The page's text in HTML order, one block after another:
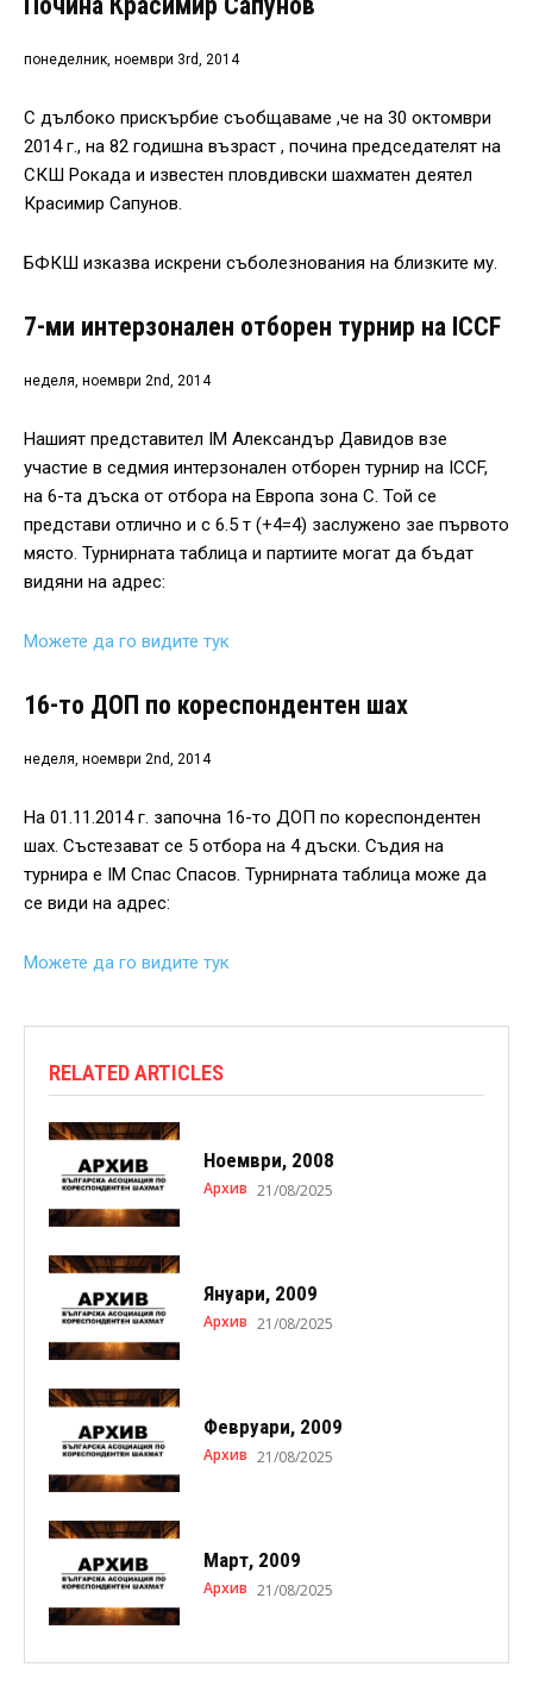
понеделник, ноември 3rd, 2014
С дълбоко прискърбие съобщаваме ,че на 30 октомври
2014 г., на 82 годишна възраст , почина председателят на
СКШ Рокада и известен пловдивски шахматен деятел
Красимир Сапунов.
БФКШ изказва искрени съболезнования на близките му.
7-ми интерзонален отборен турнир на ICCF
неделя, ноември 2nd, 2014
Нашият представител IM Александър Давидов взе
участие в седмия интерзонален отборен турнир на ICCF,
на 6-та дъска от отбора на Европа зона С. Той се
представи отлично и с 6.5 т (+4=4) заслужено зае първото
място. Турнирната таблица и партиите могат да бъдат
видяни на адрес:
Можете да го видите тук
16-то ДОП по кореспондентен шах
неделя, ноември 2nd, 2014
На 01.11.2014 г. започна 16-то ДОП по кореспондентен
шах. Състезават се 5 отбора на 4 дъски. Съдия на
турнира е IM Спас Спасов. Турнирната таблица може да
се види на адрес:
Можете да го видите тук
RELATED ARTICLES
Ноември, 2008
Архив 21/08/2025
Януари, 2009
Архив 21/08/2025
Февруари, 2009
Архив 21/08/2025
Март, 2009
Архив 21/08/2025